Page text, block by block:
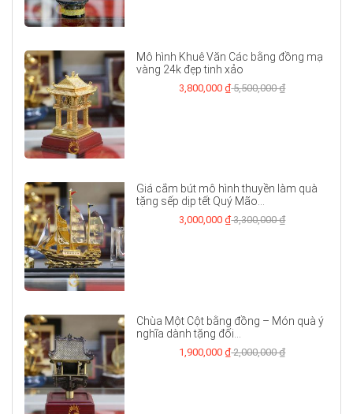
Mô hình Khuê Văn Các bằng đồng mạ
vàng 24k đẹp tinh xảo
3,800,000 ₫5,500,000 ₫
Giá cắm bút mô hình thuyền làm quà
tặng sếp dịp tết Quý Mão...
3,000,000 ₫3,300,000 ₫
Chùa Một Cột bằng đồng – Món quà ý
nghĩa dành tặng đối...
1,900,000 ₫2,000,000 ₫